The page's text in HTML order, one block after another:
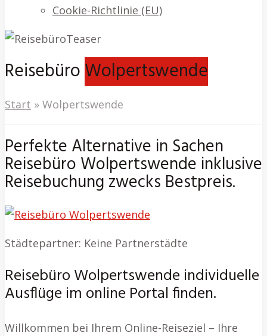
Cookie-Richtlinie (EU)
ReisebüroWolpertswende
Start » Wolpertswende
Perfekte Alternative in Sachen
Reisebüro Wolpertswende inklusive
Reisebuchung zwecks Bestpreis.
Städtepartner: Keine Partnerstädte
Reisebüro Wolpertswende individuelle
Ausflüge im online Portal finden.
Willkommen bei Ihrem Online-Reiseziel – Ihre